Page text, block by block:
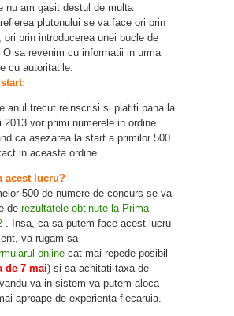
nu am gasit destul de multa
plutonului se va face ori prin
ori prin introducerea unei bucle de
sa revenim cu informatii in urma
cu autoritatile.
anul trecut reinscrisi si platiti pana la
2013 vor primi numerele in ordine
ca asezarea la start a primilor 500
in aceasta ordine.
acest lucru?
500 de numere de concurs se va
de rezultatele obtinute la Prima
. Insa, ca sa putem face acest lucru
va rugam sa
online cat mai repede posibil
de 7 mai) si sa achitati taxa de
va in sistem va putem aloca
aproape de experienta fiecaruia.